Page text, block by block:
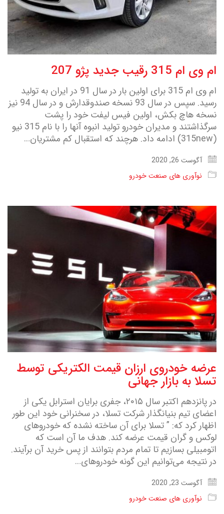
ام وی ام 315 رقیب جدید پژو 207
ام وی ام 315 برای اولین بار در سال 91 در ایران به تولید
رسید. سپس در سال 93 نسخه صندوقدارش و در سال 94 نیز
نسخه هاچ بکش، اولین فیس لیفت خود را پشت
سرگذاشتند و مدیران خودرو تولید انبوه آنها را با نام 315 نیو
(315new) ادامه داد. هرچند که استقبال کم مشتریان…
آگوست 26, 2020
نوآوری های صنعت خودرو
عرضه خودروی ارزان قیمت الکتریکی توسط
تسلا به بازار جهانی
در پانزدهم اکتبر سال ۲۰۱۵، جفری برایان استرابل یکی از
اعضای تیم بنیانگذار شرکت تسلا، در سخنرانی خود این طور
اظهار کرد که: ” تسلا برای آن ساخته نشده که خودرو‌های
لوکس و گران قیمت عرضه کند. هدف ما آن است که
اتومبیلی بسازیم تا تمام مردم بتوانند از پس خرید آن برآیند.
در نتیجه می‌توانیم این گونه خودرو‌های…
آگوست 23, 2020
نوآوری های صنعت خودرو